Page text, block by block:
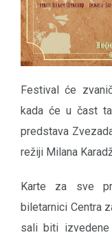
Festival će
kada će u čast
predstava
režiji Milana
Karte za sve
biletarnici Centra
sali biti